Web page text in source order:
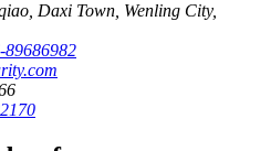
Daxi Town, Wenling City,